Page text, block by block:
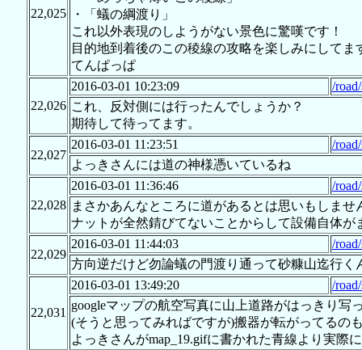
22,025
・「蟻の綱渡り」
これ以外表現のしようがない景色に驚嘆です！
目的地到着後のこの稜線の攻略を楽しみにしてま
てんぱっぱ
22,026
2016-03-01 10:23:09
/
これ、反対側には行ったんでしょうか？
期待して待ってます。
22,027
2016-03-01 11:23:51
/
よっきさんには道の神様憑いているね
22,028
2016-03-01 11:36:46
/
まさかあんなところに道があるとは思いもしま
ナットが全然錆びてないことからして設備自体が
22,029
2016-03-01 11:44:03
/
方向逆だけど勿論蟻の門渡り通って砂糠山迄行く
22,031
2016-03-01 13:49:20
/
googleマップの航空写真に山上道路がはっきり写
(そうと思ってみればですが)搬器が転がってるの
よっきさんがmap_19.gifに書かれた青線より実際